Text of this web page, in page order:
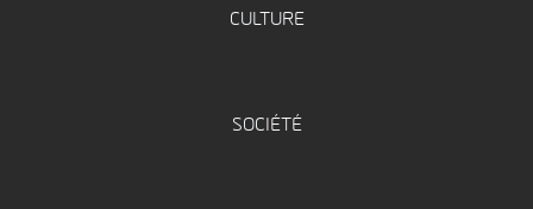
CULTURE
SOCIÉTÉ